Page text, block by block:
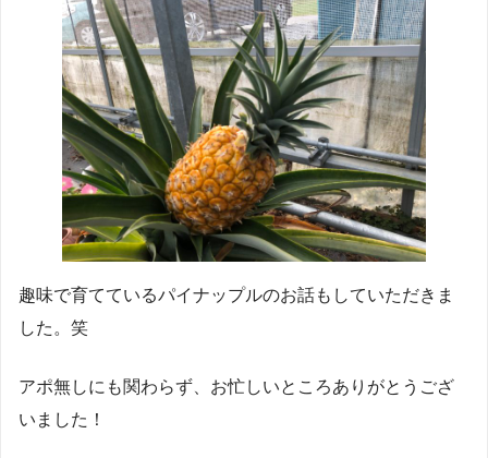
趣味で育てているパイナップルのお話もしていただきま
した。笑
アポ無しにも関わらず、お忙しいところありがとうござ
いました！